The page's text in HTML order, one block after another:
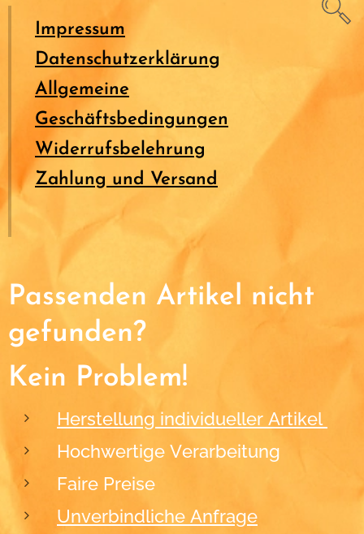
Impressum
Datenschutzerklärung
Allgemeine
Geschäftsbedingungen
Widerrufsbelehrung
Zahlung und Versand
Passenden Artikel nicht
gefunden?
Kein Problem!
Herstellung individueller Artikel
Hochwertige Verarbeitung
Faire Preise
Unverbindliche Anfrage